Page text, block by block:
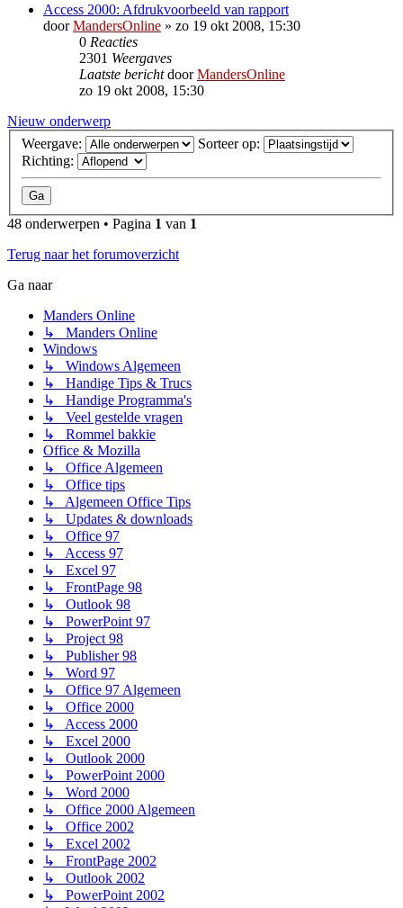
Access 2000: Afdrukvoorbeeld van rapport
doorMandersOnline » zo 19 okt 2008, 15:30
0 Reacties
2301 Weergaves
Laatste berichtdoorMandersOnline
zo 19 okt 2008, 15:30
Nieuw onderwerp
Weergave:
Sorteer op:
Richting:
48 onderwerpen • Pagina 1 van 1
Terug naar het forumoverzicht
Ga naar
Manders Online
↳ Manders Online
Windows
↳ Windows Algemeen
↳ Handige Tips & Trucs
↳ Handige Programma's
↳ Veel gestelde vragen
↳ Rommel bakkie
Office & Mozilla
↳ Office Algemeen
↳ Office tips
↳ Algemeen Office Tips
↳ Updates & downloads
↳ Office 97
↳ Access 97
↳ Excel 97
↳ FrontPage 98
↳ Outlook 98
↳ PowerPoint 97
↳ Project 98
↳ Publisher 98
↳ Word 97
↳ Office 97 Algemeen
↳ Office 2000
↳ Access 2000
↳ Excel 2000
↳ Outlook 2000
↳ PowerPoint 2000
↳ Word 2000
↳ Office 2000 Algemeen
↳ Office 2002
↳ Excel 2002
↳ FrontPage 2002
↳ Outlook 2002
↳ PowerPoint 2002